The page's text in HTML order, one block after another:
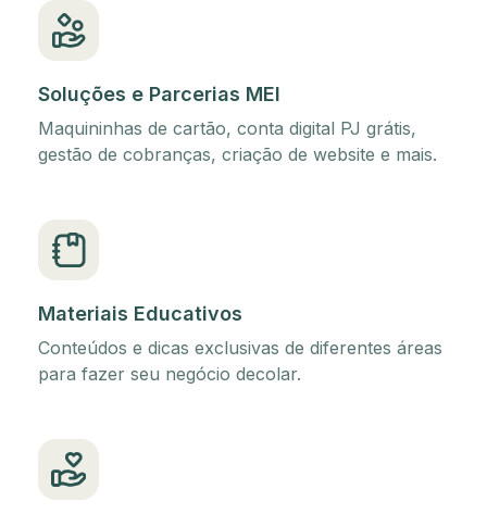
Soluções e Parcerias MEI
Maquininhas de cartão, conta digital PJ grátis,
gestão de cobranças, criação de website e mais.
Materiais Educativos
Conteúdos e dicas exclusivas de diferentes áreas
para fazer seu negócio decolar.